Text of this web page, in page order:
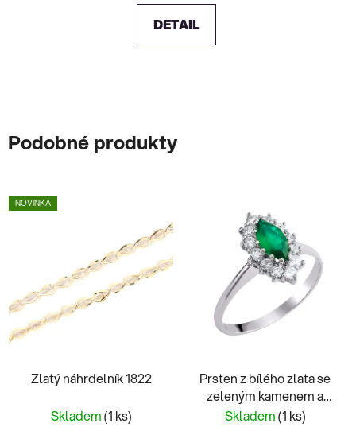
DETAIL
Podobné produkty
NOVINKA
Zlatý náhrdelník 1822
Skladem(1 ks)
Prsten z bílého zlata se
zeleným kamenem a
zirkony
Skladem(1 ks)